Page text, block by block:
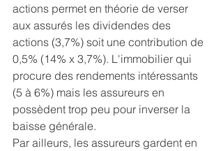
actions permet en théorie de verser
aux assurés les dividendes des
actions (3,7%) soit une contribution de
0,5% (14% x 3,7%). L'immobilier qui
procure des rendements intéressants
(5 à 6%) mais les assureurs en
possèdent trop peu pour inverser la
baisse générale.
Par ailleurs, les assureurs gardent en